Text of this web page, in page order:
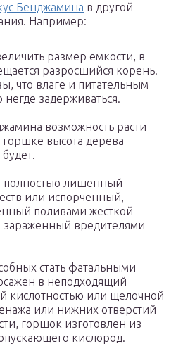
Бенджамина в другой
Например:
размер емкости, в
разросшийся корень.
что влаге и питательным
негде задерживаться.
возможность расти
высота дерева
полностью лишенный
или испорченный,
поливами жесткой
зараженный вредителями
стать фатальными
в неподходящий
кислотностью или щелочной
или нижних отверстий
горшок изготовлен из
кислород.